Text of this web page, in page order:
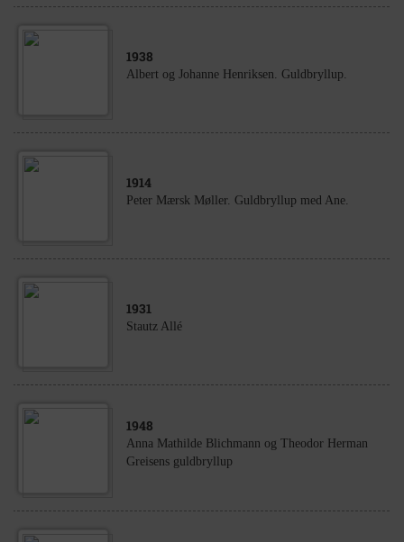
1938
Albert og Johanne Henriksen. Guldbryllup.
1914
Peter Mærsk Møller. Guldbryllup med Ane.
1931
Stautz Allé
1948
Anna Mathilde Blichmann og Theodor Herman
Greisens guldbryllup